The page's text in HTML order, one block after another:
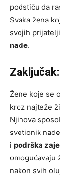
podstiču da
Svaka žena
svojih
nade.
Žene koje se
kroz najteže
Njihova
svetionik
i podrška
omogućavaju
nakon svih